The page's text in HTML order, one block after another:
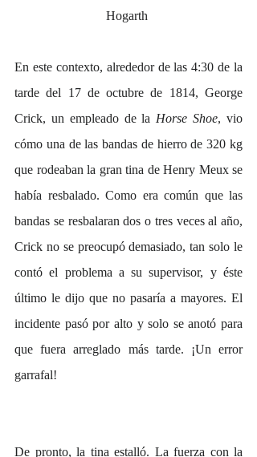
Hogarth
En este contexto, alrededor de las 4:30 de la
tarde del 17 de octubre de 1814, George
Crick, un empleado de la Horse Shoe, vio
cómo una de las bandas de hierro de 320 kg
que rodeaban la gran tina de Henry Meux se
había resbalado. Como era común que las
bandas se resbalaran dos o tres veces al año,
Crick no se preocupó demasiado, tan solo le
contó el problema a su supervisor, y éste
último le dijo que no pasaría a mayores. El
incidente pasó por alto y solo se anotó para
que fuera arreglado más tarde. ¡Un error
garrafal!
De pronto, la tina estalló. La fuerza con la